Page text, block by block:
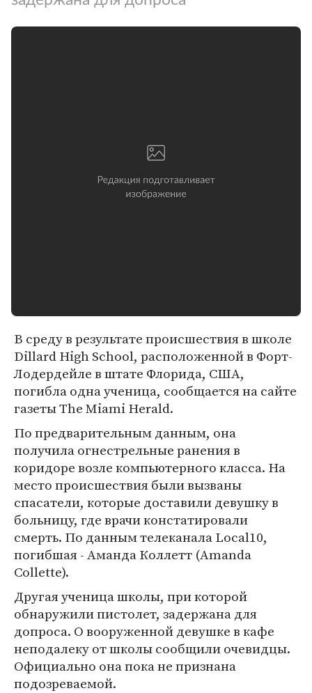
В среду в результате происшествия в школе
Dillard High School, расположенной в Форт-
Лодердейле в штате Флорида, США,
погибла одна ученица, сообщается на сайте
газеты The Miami Herald.
По предварительным данным, она
получила огнестрельные ранения в
коридоре возле компьютерного класса. На
место происшествия были вызваны
спасатели, которые доставили девушку в
больницу, где врачи констатировали
смерть. По данным телеканала Local10,
погибшая - Аманда Коллетт (Amanda
Collette).
Другая ученица школы, при которой
обнаружили пистолет, задержана для
допроса. О вооруженной девушке в кафе
неподалеку от школы сообщили очевидцы.
Официально она пока не признана
подозреваемой.